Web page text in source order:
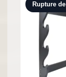
Rupture